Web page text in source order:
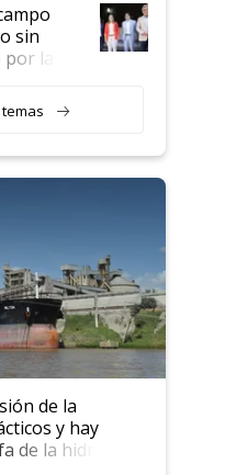
sin
las
de la
y hay
de la hidrovía